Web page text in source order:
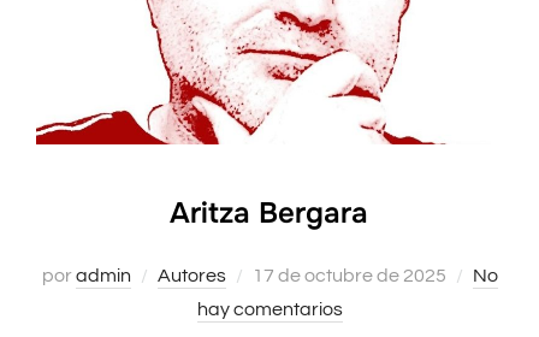
Aritza Bergara
poradmin Autores
Publicado
el
17 de octubre de 2025
No
hay comentarios